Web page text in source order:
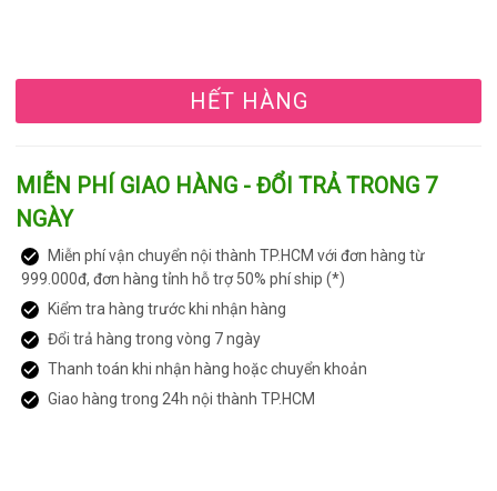
HẾT HÀNG
MIỄN PHÍ GIAO HÀNG - ĐỔI TRẢ TRONG 7
NGÀY
Miễn phí vận chuyển nội thành TP.HCM với đơn hàng từ
999.000đ, đơn hàng tỉnh hỗ trợ 50% phí ship (*)
Kiểm tra hàng trước khi nhận hàng
Đổi trả hàng trong vòng 7 ngày
Thanh toán khi nhận hàng hoặc chuyển khoản
Giao hàng trong 24h nội thành TP.HCM